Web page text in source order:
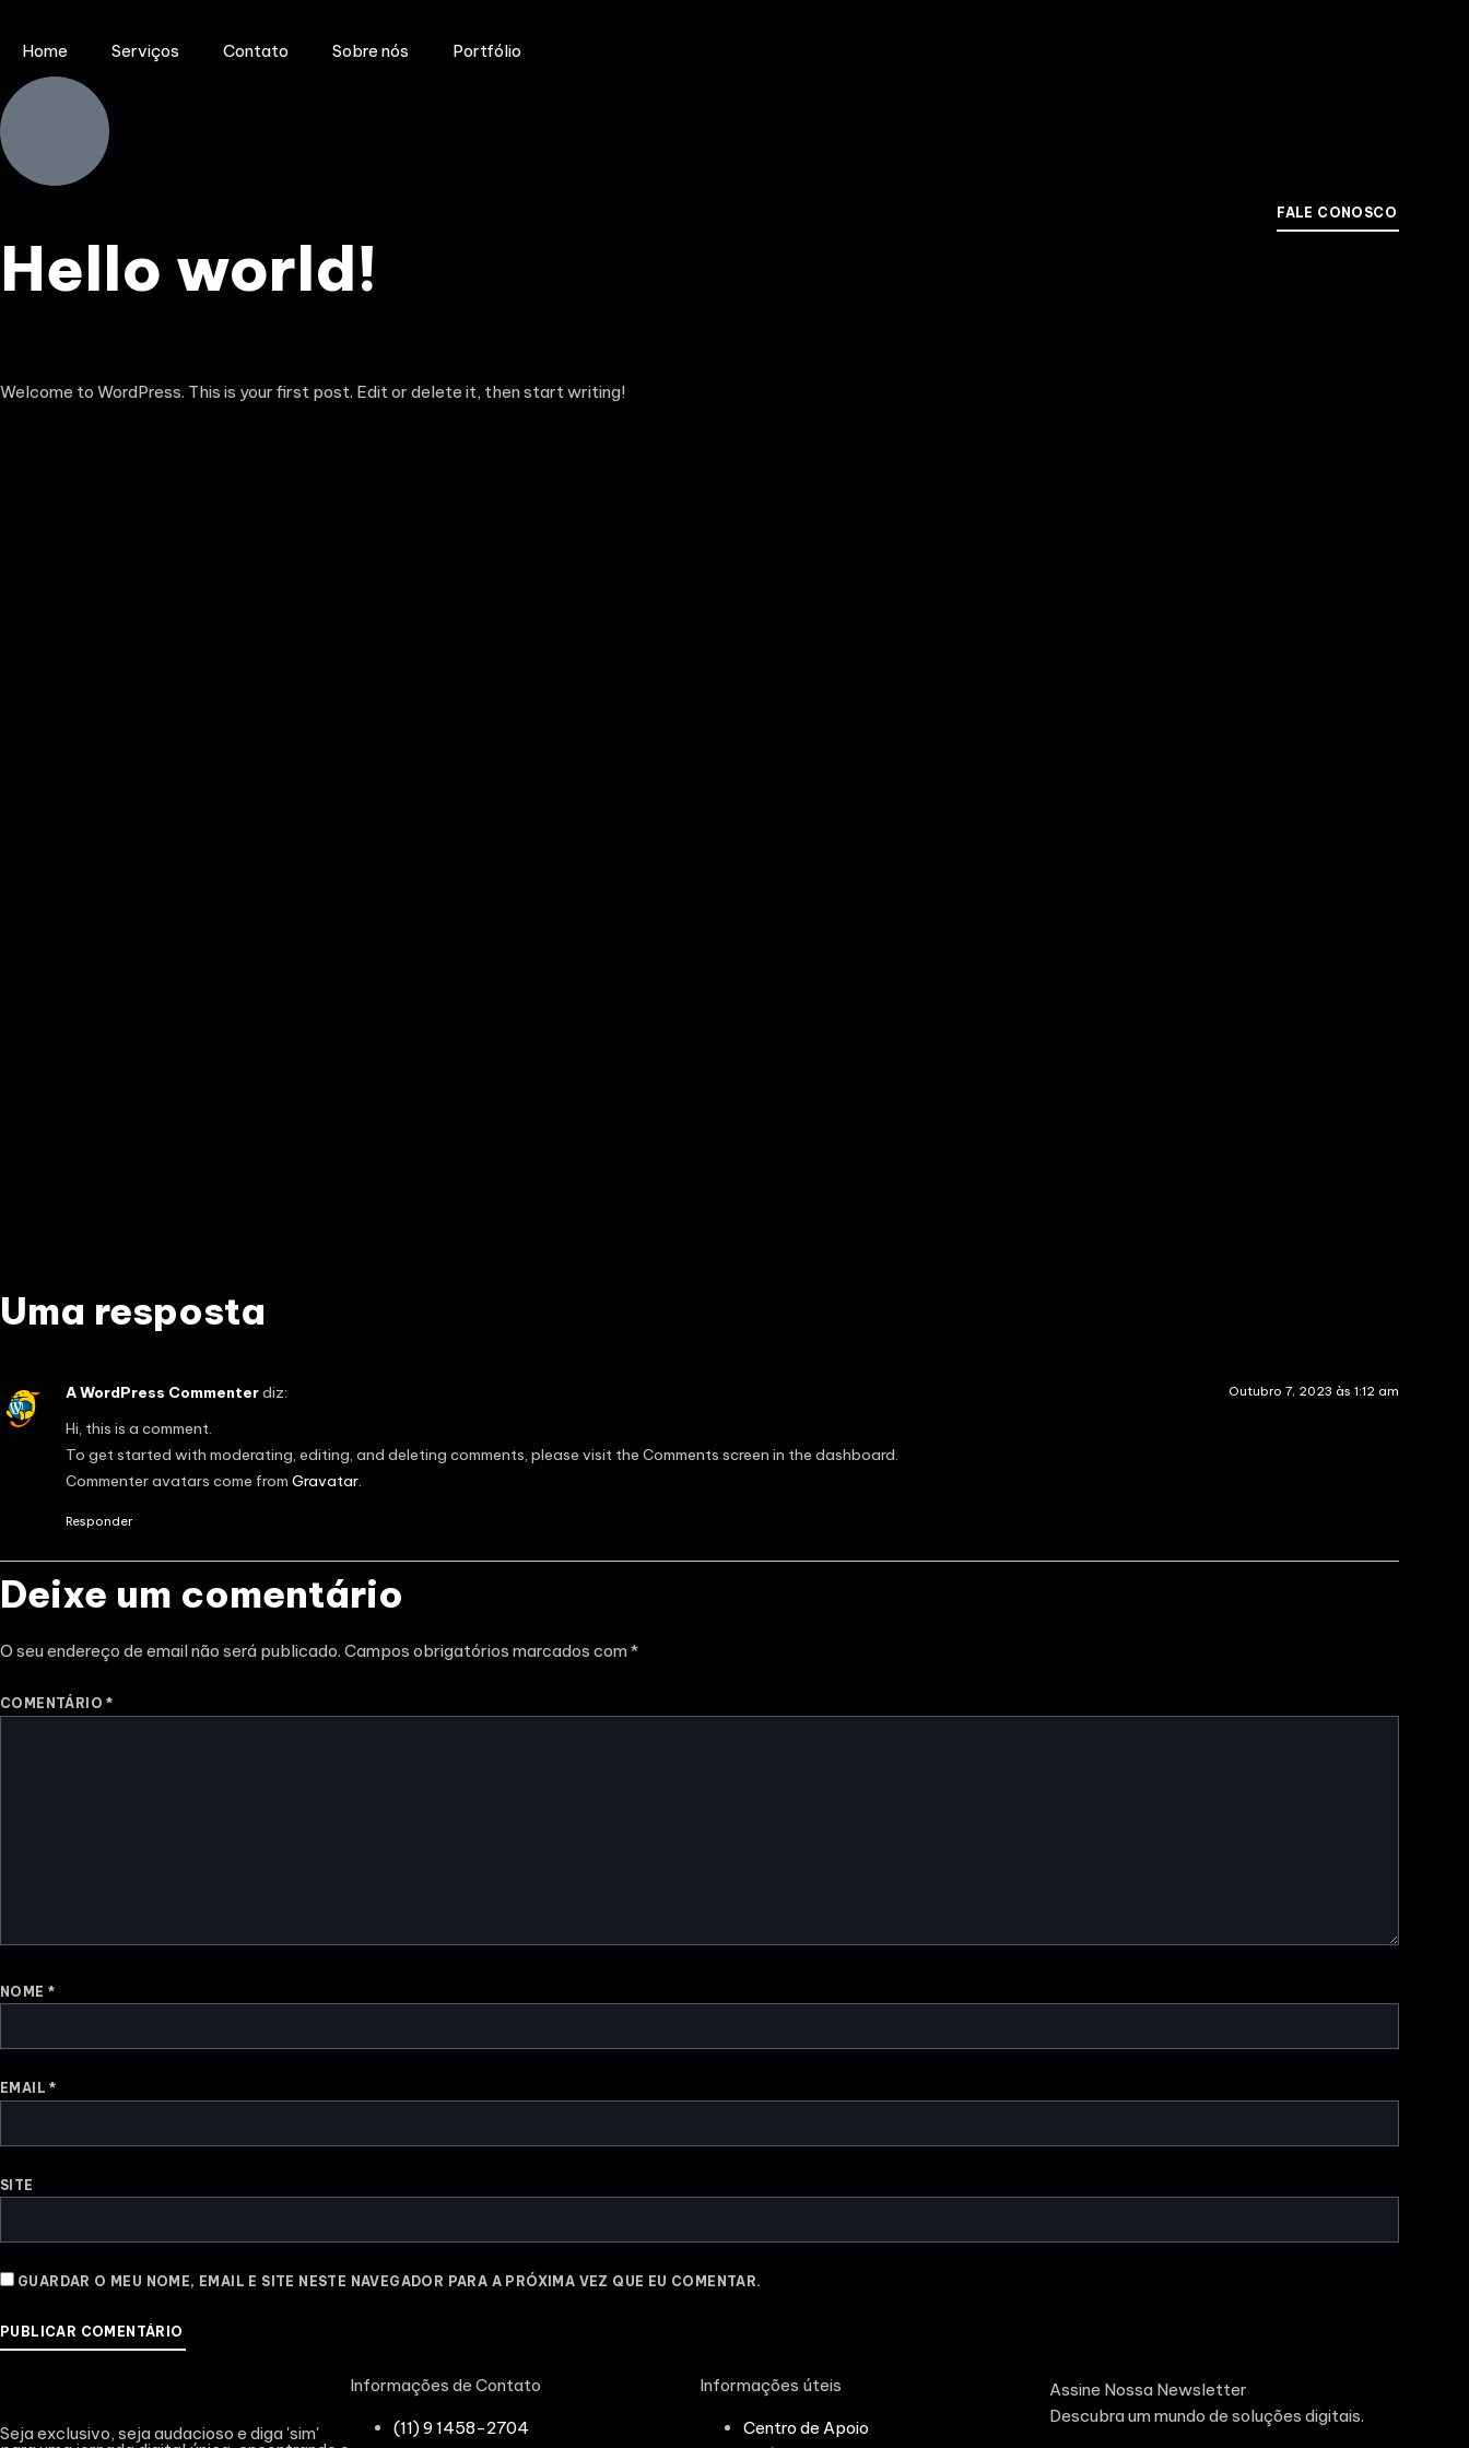
Home Serviços Contato Sobre nós Portfólio
FALE CONOSCO
Hello world!
Welcome to WordPress. This is your first post. Edit or delete it, then start writing!
Uma resposta
A WordPress Commenterdiz: Outubro 7, 2023 às 1:12 am
Hi, this is a comment.
To get started with moderating, editing, and deleting comments, please visit the Comments screen in the dashboard.
Commenter avatars come from Gravatar.
Responder
Deixe um comentário
O seu endereço de email não será publicado. Campos obrigatórios marcados com*
COMENTÁRIO*
NOME *
EMAIL*
SITE
GUARDAR O MEU NOME, EMAIL E SITE NESTE NAVEGADOR PARA A PRÓXIMA VEZ QUE EU COMENTAR.
Seja exclusivo, seja audacioso e diga 'sim'
Informações de Contato
(11) 9 1458-2704
Informações úteis
Centro de Apoio
Assine Nossa Newsletter
Descubra um mundo de soluções digitais.